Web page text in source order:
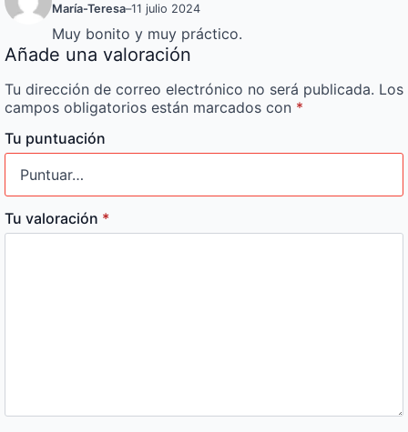
María-Teresa–11 julio 2024
Muy bonito y muy práctico.
Añade una valoración
Tu dirección de correo electrónico no será publicada. Los
campos obligatorios están marcados con *
Tu puntuación
Tu valoración *